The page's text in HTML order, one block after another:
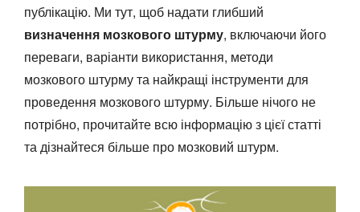
публікацію. Ми тут, щоб надати глибший
визначення мозкового штурму, включаючи його
переваги, варіанти використання, методи
мозкового штурму та найкращі інструменти для
проведення мозкового штурму. Більше нічого не
потрібно, прочитайте всю інформацію з цієї статті
та дізнайтеся більше про мозковий штурм.